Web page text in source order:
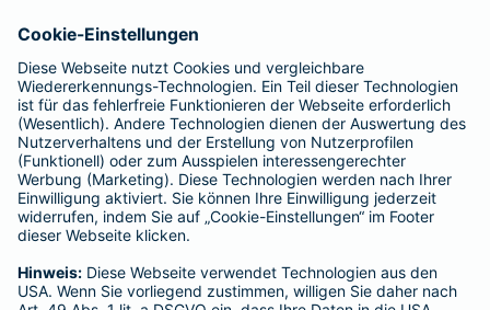
Barmenia ist Teil der BarmeniaGothaer
BELIEBTE SEITEN
Kranken-Zusatzversicherung
Tierversicherungen
Haftpflichtversicherung
Hausratversicherung
Adresse ändern